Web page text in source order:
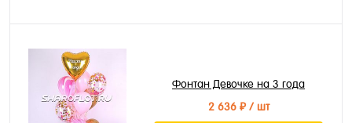
Фонтан Девочке на 3 года
2 636 ₽/ шт